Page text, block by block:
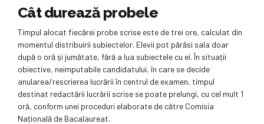
Cât durează probele
Timpul alocat fiecărei probe scrise este de trei ore, calculat din
momentul distribuirii subiectelor. Elevii pot părăsi sala doar
după o oră și jumătate, fără a lua subiectele cu ei. În situații
obiective, neimputabile candidatului, în care se decide
anularea/rescrierea lucrării în centrul de examen, timpul
destinat redactării lucrării scrise se poate prelungi, cu cel mult 1
oră, conform unei proceduri elaborate de către Comisia
Națională de Bacalaureat.